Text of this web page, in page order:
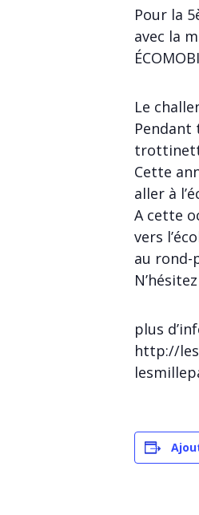
Pour la
avec la
Le
Pendant
Cette
aller à
A cette
vers
au rond-
plus
http://